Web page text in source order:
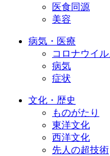
医食同源
美容
病気・医療
コロナウイル
病気
症状
文化・歴史
ものがたり
東洋文化
西洋文化
先人の超技術